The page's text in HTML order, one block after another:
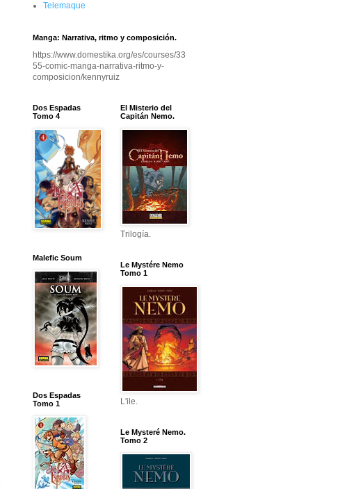
Telemaque
Manga: Narrativa, ritmo y composición.
https://www.domestika.org/es/courses/33
55-comic-manga-narrativa-ritmo-y-
composicion/kennyruiz
Dos Espadas
Tomo 4
Malefic Soum
Dos Espadas
Tomo 1
El Misterio del
Capitán Nemo.
Trilogía.
Le Mystére Nemo
Tomo 1
L'ile.
Le Mysteré Nemo.
Tomo 2